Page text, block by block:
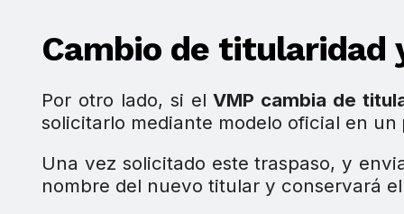
Cambio de titularidad
Por otro lado, si elVMP cambia de
solicitarlo mediante modelo oficial en un
Una vez solicitado este traspaso, y
nombre del nuevo titular y conservará